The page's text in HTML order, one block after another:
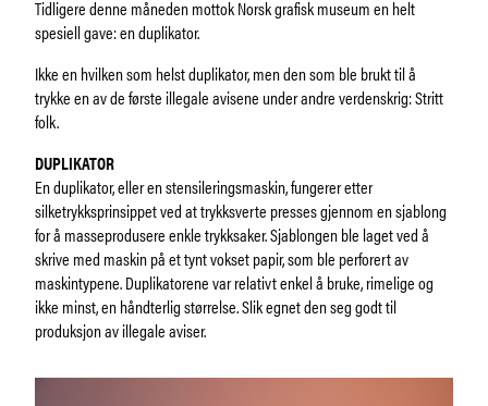
IDDIS Café & Brasserie
Venneforening
Iddisklubben
Visste du at
SØK
Tidligere denne måneden mottok Norsk grafisk museum en helt
spesiell gave: en duplikator.
Ikke en hvilken som helst duplikator, men den som ble brukt til å
trykke en av de første illegale avisene under andre verdenskrig: Stritt
folk.
DUPLIKATOR
En duplikator, eller en stensileringsmaskin, fungerer etter
silketrykksprinsippet ved at trykksverte presses gjennom en sjablong
for å masseprodusere enkle trykksaker. Sjablongen ble laget ved å
skrive med maskin på et tynt vokset papir, som ble perforert av
maskintypene. Duplikatorene var relativt enkel å bruke, rimelige og
ikke minst, en håndterlig størrelse. Slik egnet den seg godt til
produksjon av illegale aviser.